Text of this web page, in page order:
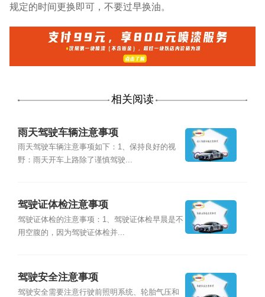
规定的时间更换即可，不要过早换油。
相关阅读
雨天驾驶车辆注意事项
雨天驾驶车辆注意事项如下：1、保持良好的视
野：雨天开车上路除了谨慎驾驶...
驾驶证体检注意事项
驾驶证体检的注意事项：1、驾驶证体检早晨是不
用空腹的，因为驾驶证体检并...
驾驶安全注意事项
驾驶安全需要注意行驶前照明系统、轮胎气压和